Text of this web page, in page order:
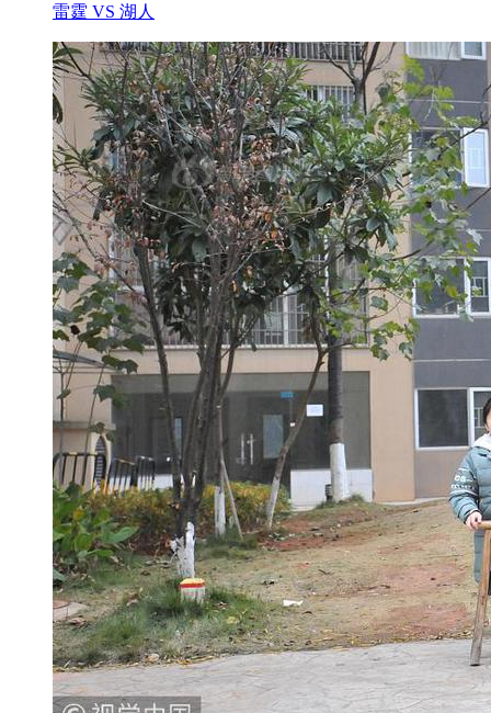
雷霆 VS 湖人